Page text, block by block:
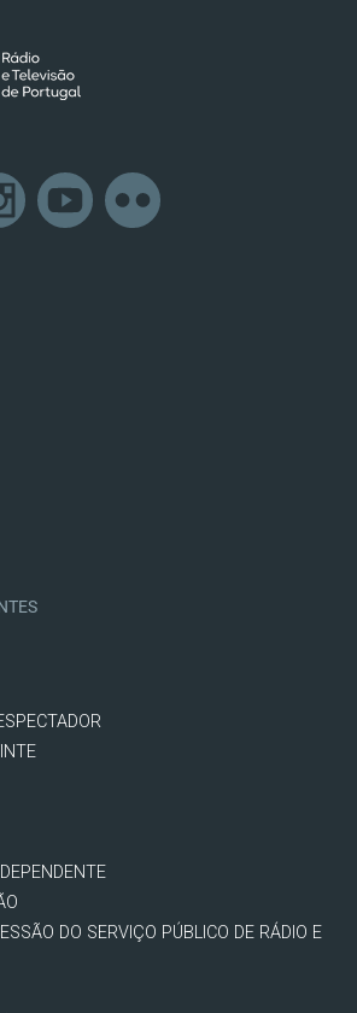
DO SERVIÇO PÚBLICO DE RÁDIO E